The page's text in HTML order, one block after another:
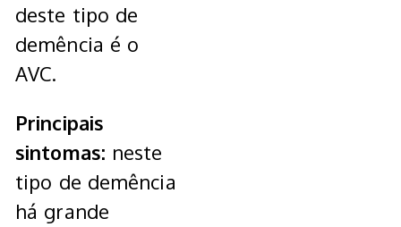
deste tipo de
demência é o
AVC.
Principais
sintomas: neste
tipo de demência
há grande